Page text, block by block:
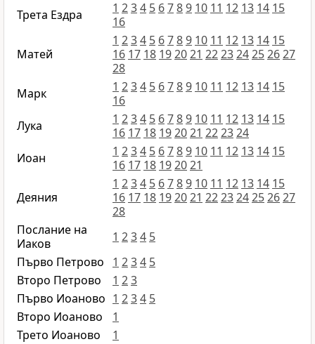
Трета Ездра 1 234 5 6789 10 11 12 13 14 15
16
Матей
1 234 5 6789 10 11 12 13 14 15
16 17 18 192021 222324252627
28
Марк
1 234 5 6789 10 11 12 13 14 15
16
Лука
1 234 5 6789 10 11 12 13 14 15
16 17 18 192021 222324
Иоан
1 234 5 6789 10 11 12 13 14 15
16 17 18 192021
Деяния
1 234 5 6789 10 11 12 13 14 15
16 17 18 192021 222324252627
28
Послание на
Иаков
1 234 5
Първо Петрово
1 234 5
Второ Петрово
1 23
Първо Иоаново 1 234 5
Второ Иоаново
1
Трето Иоаново
1